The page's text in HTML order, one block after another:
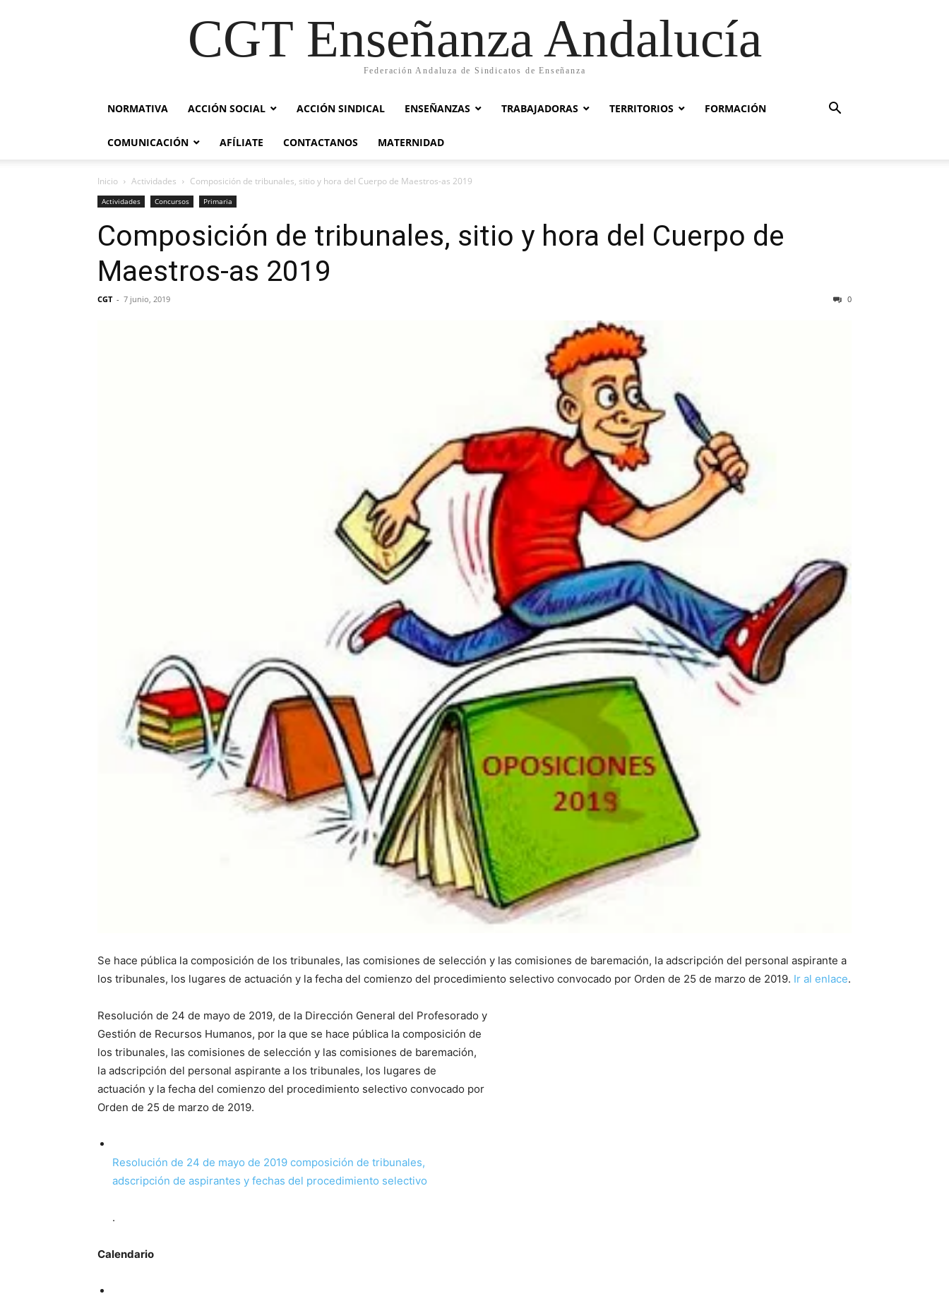
CGT Enseñanza Andalucía
Federación Andaluza de Sindicatos de Enseñanza
NORMATIVA ACCIÓN SOCIAL ACCIÓN SINDICAL ENSEÑANZAS TRABAJADORAS TERRITORIOS FORMACIÓN
COMUNICACIÓN AFÍLIATE CONTACTANOS MATERNIDAD
Inicio Actividades Composición de tribunales, sitio y hora del Cuerpo de Maestros-as 2019
Actividades Concursos Primaria
Composición de tribunales, sitio y hora del Cuerpo de
Maestros-as 2019
CGT - 7 junio, 2019 0
Se hace pública la composición de los tribunales, las comisiones de selección y las comisiones de baremación, la adscripción del personal aspirante a
los tribunales, los lugares de actuación y la fecha del comienzo del procedimiento selectivo convocado por Orden de 25 de marzo de 2019. Ir al enlace.
Resolución de 24 de mayo de 2019, de la Dirección General del Profesorado y
Gestión de Recursos Humanos, por la que se hace pública la composición de
los tribunales, las comisiones de selección y las comisiones de baremación,
la adscripción del personal aspirante a los tribunales, los lugares de
actuación y la fecha del comienzo del procedimiento selectivo convocado por
Orden de 25 de marzo de 2019.
Resolución de 24 de mayo de 2019 composición de tribunales,
adscripción de aspirantes y fechas del procedimiento selectivo
.
Calendario